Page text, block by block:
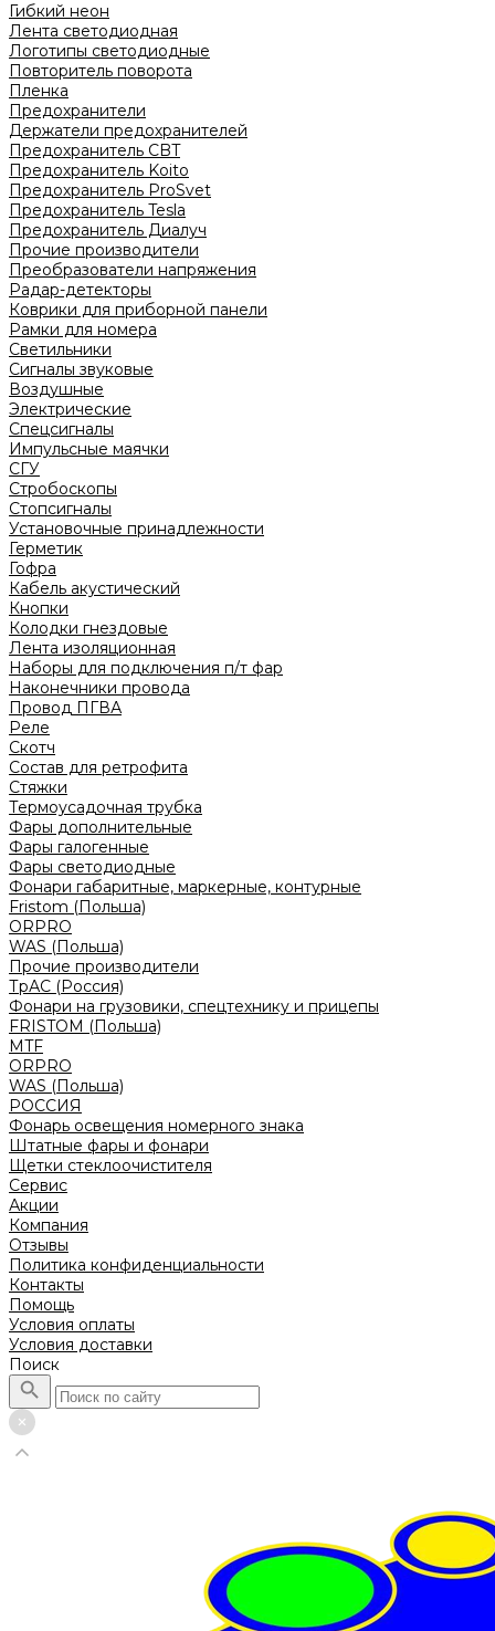
Гибкий неон
Лента светодиодная
Логотипы светодиодные
Повторитель поворота
Пленка
Предохранители
Держатели предохранителей
Предохранитель CBT
Предохранитель Koito
Предохранитель ProSvet
Предохранитель Tesla
Предохранитель Диалуч
Прочие производители
Преобразователи напряжения
Радар-детекторы
Коврики для приборной панели
Рамки для номера
Светильники
Сигналы звуковые
Воздушные
Электрические
Спецсигналы
Импульсные маячки
СГУ
Стробоскопы
Стопсигналы
Установочные принадлежности
Герметик
Гофра
Кабель акустический
Кнопки
Колодки гнездовые
Лента изоляционная
Наборы для подключения п/т фар
Наконечники провода
Провод ПГВА
Реле
Скотч
Состав для ретрофита
Стяжки
Термоусадочная трубка
Фары дополнительные
Фары галогенные
Фары светодиодные
Фонари габаритные, маркерные, контурные
Fristom (Польша)
ORPRO
WAS (Польша)
Прочие производители
ТрАС (Россия)
Фонари на грузовики, спецтехнику и прицепы
FRISTOM (Польша)
MTF
ORPRO
WAS (Польша)
РОССИЯ
Фонарь освещения номерного знака
Штатные фары и фонари
Щетки стеклоочистителя
Сервис
Акции
Компания
Отзывы
Политика конфиденциальности
Контакты
Помощь
Условия оплаты
Условия доставки
Поиск